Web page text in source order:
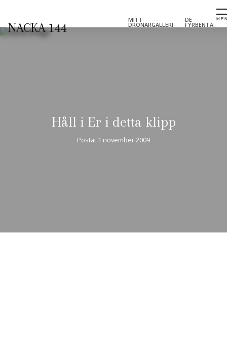
NACKA 144
MITT
DRÖNARGALLERI
DE
FYRBENTA.
Håll i Er i detta klipp
Postat 1 november 2009